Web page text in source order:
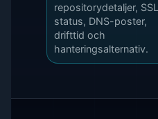
repositorydetaljer,
status, DNS-poster,
drifttid och
hanteringsalternativ.